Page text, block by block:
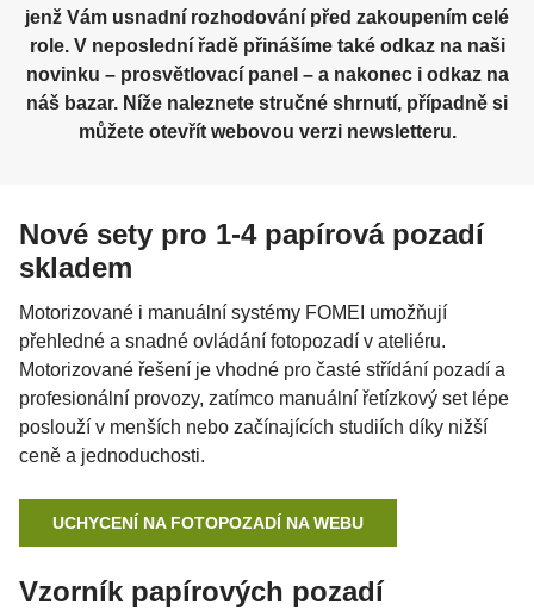
jenž Vám usnadní rozhodování před zakoupením celé
role. V neposlední řadě přinášíme také odkaz na naši
novinku – prosvětlovací panel – a nakonec i odkaz na
náš bazar. Níže naleznete stručné shrnutí, případně si
můžete otevřít webovou verzi newsletteru.
Nové sety pro 1-4 papírová pozadí
skladem
Motorizované i manuální systémy FOMEI umožňují
přehledné a snadné ovládání fotopozadí v ateliéru.
Motorizované řešení je vhodné pro časté střídání pozadí a
profesionální provozy, zatímco manuální řetízkový set lépe
poslouží v menších nebo začínajících studiích díky nižší
ceně a jednoduchosti.
UCHYCENÍ NA FOTOPOZADÍ NA WEBU
Vzorník papírových pozadí